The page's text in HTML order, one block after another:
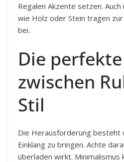
Regalen Akzente setzen.
wie Holz oder Stein tragen
bei.
Die
zwischen
Stil
Die Herausforderung besteht
Einklang zu bringen. Achte
überladen wirkt. Minimalismus